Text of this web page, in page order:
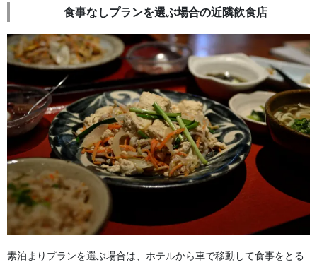
食事なしプランを選ぶ場合の近隣飲食店
素泊まりプランを選ぶ場合は、ホテルから車で移動して食事をとる